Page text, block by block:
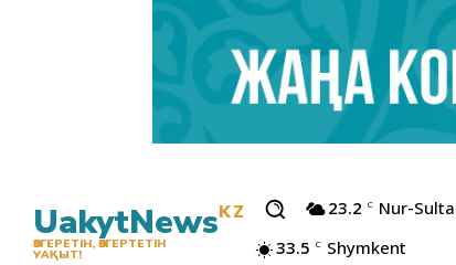
UakytNewsKZ
ӨЗГЕРЕТІН, ӨЗГЕРТЕТІН
УАҚЫТ!
23.2 C Nur-
33.5 C Shymkent